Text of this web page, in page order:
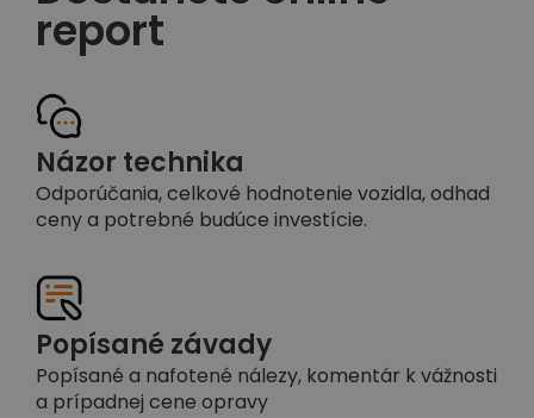
report
Názor technika
Odporúčania, celkové hodnotenie vozidla, odhad
ceny a potrebné budúce investície.
Popísané závady
Popísané a nafotené nálezy, komentár k vážnosti
a prípadnej cene opravy